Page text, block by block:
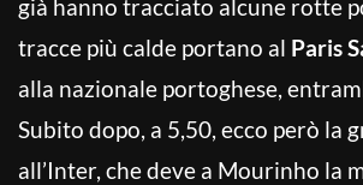
già hanno tracciato alcune rotte
tracce più calde portano al Paris
alla nazionale portoghese,
Subito dopo, a 5,50, ecco però la
all’Inter, che deve a Mourinho la